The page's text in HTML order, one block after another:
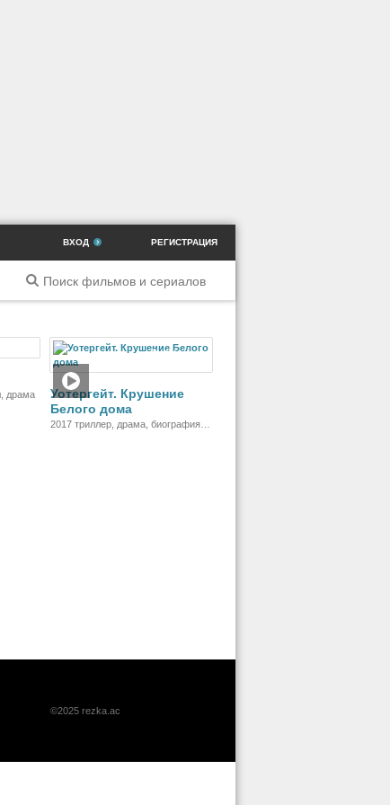
ВХОД РЕГИСТРАЦИЯ
драма
Фильм
Уотергейт. Крушение
Белого дома
2017 триллер, драма, биография,
©2025 rezka.ac